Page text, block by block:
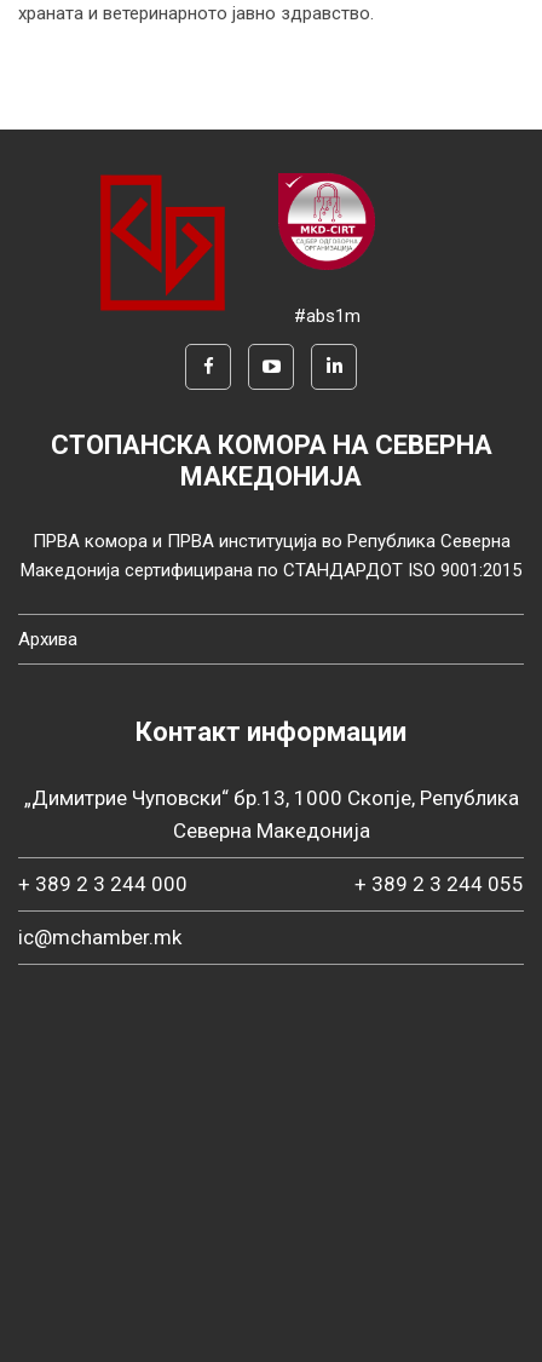
храната и ветеринарното јавно здравство.
#abs1m
СТОПАНСКА КОМОРА НА СЕВЕРНА
МАКЕДОНИЈА
ПРВА комора и ПРВА институција во Република Северна
Македонија сертифицирана по СТАНДАРДОТ ISO 9001:2015
Архива
Контакт информации
„Димитрие Чуповски“ бр.13, 1000 Скопје, Република
Северна Македонија
+ 389 2 3 244 000 + 389 2 3 244 055
ic@mchamber.mk